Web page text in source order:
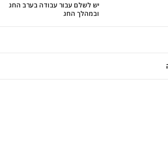
יש לשלם עבור עבודה בערב החג
ובמהלך החג